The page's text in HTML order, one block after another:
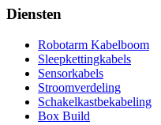
Diensten
Robotarm Kabelboom
Sleepkettingkabels
Sensorkabels
Stroomverdeling
Schakelkastbekabeling
Box Build